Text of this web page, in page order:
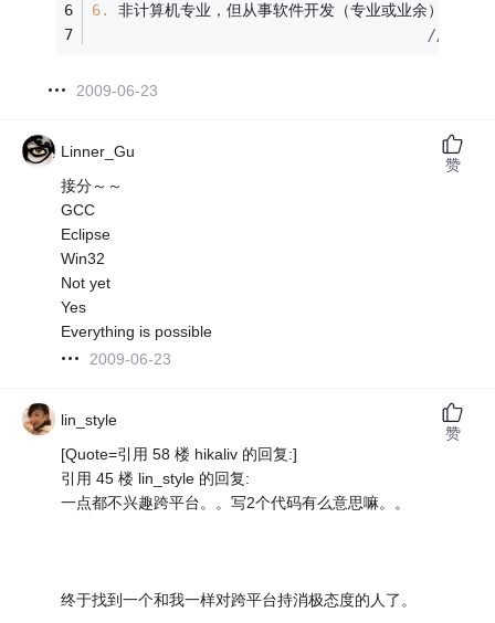
6.
非计算机专业，但从事软件开发（专业或业余）的可
//专业，
2009-06-23
Linner_Gu
接分～～
GCC
Eclipse
Win32
Not yet
Yes
Everything is possible
2009-06-23
赞
lin_style
[Quote=引用 58 楼 hikaliv 的回复:]
引用 45 楼 lin_style 的回复:
一点都不兴趣跨平台。。写2个代码有么意思嘛。。
终于找到一个和我一样对跨平台持消极态度的人了。
赞